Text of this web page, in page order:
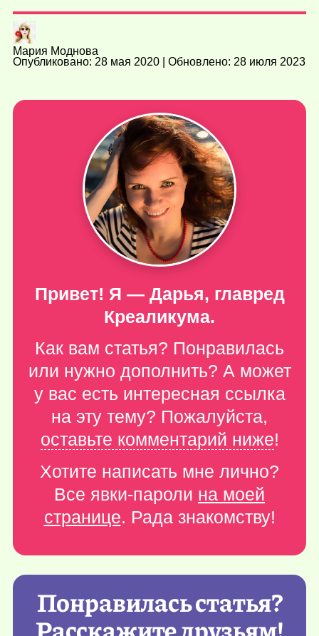
Мария Моднова
Опубликовано: 28 мая 2020 | Обновлено: 28 июля 2023
Привет! Я — Дарья, главред
Креаликума.
Как вам статья? Понравилась
или нужно дополнить? А может
у вас есть интересная ссылка
на эту тему? Пожалуйста,
оставьте комментарий ниже!
Хотите написать мне лично?
Все явки-пароли на моей
странице. Рада знакомству!
Понравилась статья?